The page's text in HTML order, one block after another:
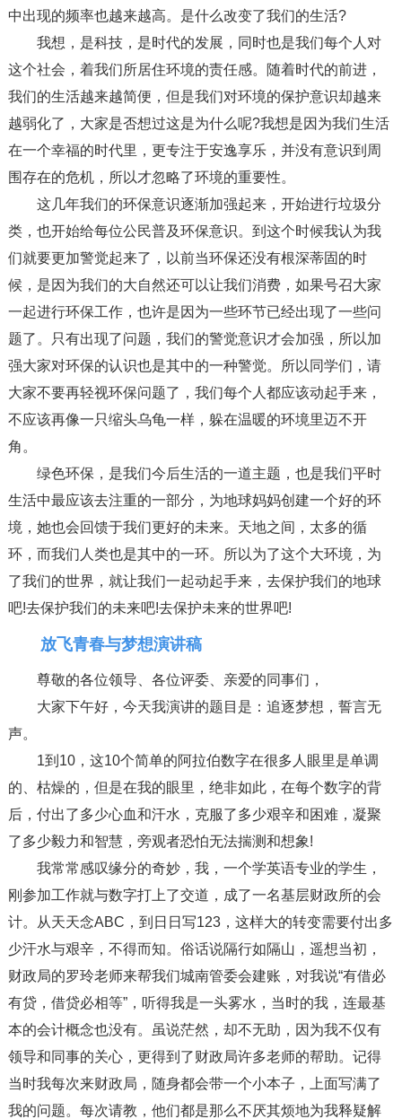
中出现的频率也越来越高。是什么改变了我们的生活?
我想，是科技，是时代的发展，同时也是我们每个人对
这个社会，着我们所居住环境的责任感。随着时代的前进，
我们的生活越来越简便，但是我们对环境的保护意识却越来
越弱化了，大家是否想过这是为什么呢?我想是因为我们生活
在一个幸福的时代里，更专注于安逸享乐，并没有意识到周
围存在的危机，所以才忽略了环境的重要性。
这几年我们的环保意识逐渐加强起来，开始进行垃圾分
类，也开始给每位公民普及环保意识。到这个时候我认为我
们就要更加警觉起来了，以前当环保还没有根深蒂固的时
候，是因为我们的大自然还可以让我们消费，如果号召大家
一起进行环保工作，也许是因为一些环节已经出现了一些问
题了。只有出现了问题，我们的警觉意识才会加强，所以加
强大家对环保的认识也是其中的一种警觉。所以同学们，请
大家不要再轻视环保问题了，我们每个人都应该动起手来，
不应该再像一只缩头乌龟一样，躲在温暖的环境里迈不开
角。
绿色环保，是我们今后生活的一道主题，也是我们平时
生活中最应该去注重的一部分，为地球妈妈创建一个好的环
境，她也会回馈于我们更好的未来。天地之间，太多的循
环，而我们人类也是其中的一环。所以为了这个大环境，为
了我们的世界，就让我们一起动起手来，去保护我们的地球
吧!去保护我们的未来吧!去保护未来的世界吧!
放飞青春与梦想演讲稿
尊敬的各位领导、各位评委、亲爱的同事们，
大家下午好，今天我演讲的题目是：追逐梦想，誓言无
声。
1到10，这10个简单的阿拉伯数字在很多人眼里是单调
的、枯燥的，但是在我的眼里，绝非如此，在每个数字的背
后，付出了多少心血和汗水，克服了多少艰辛和困难，凝聚
了多少毅力和智慧，旁观者恐怕无法揣测和想象!
我常常感叹缘分的奇妙，我，一个学英语专业的学生，
刚参加工作就与数字打上了交道，成了一名基层财政所的会
计。从天天念ABC，到日日写123，这样大的转变需要付出多
少汗水与艰辛，不得而知。俗话说隔行如隔山，遥想当初，
财政局的罗玲老师来帮我们城南管委会建账，对我说“有借必
有贷，借贷必相等”，听得我是一头雾水，当时的我，连最基
本的会计概念也没有。虽说茫然，却不无助，因为我不仅有
领导和同事的关心，更得到了财政局许多老师的帮助。记得
当时我每次来财政局，随身都会带一个小本子，上面写满了
我的问题。每次请教，他们都是那么不厌其烦地为我释疑解